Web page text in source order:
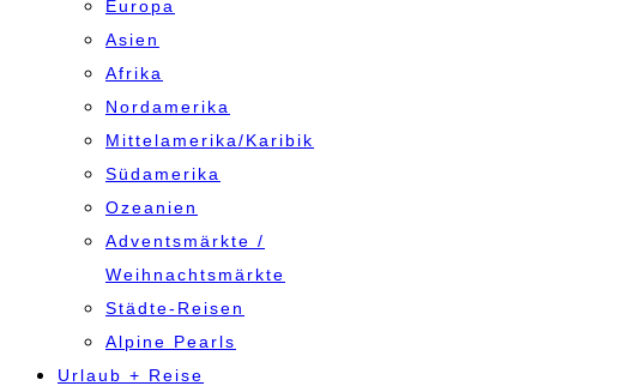
Europa
Asien
Afrika
Nordamerika
Mittelamerika/Karibik
Südamerika
Ozeanien
Adventsmärkte /
Weihnachtsmärkte
Städte-Reisen
Alpine Pearls
Urlaub + Reise